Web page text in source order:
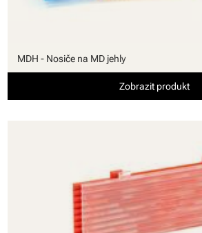
MDH - Nosiče na MD jehly
Zobrazit produkt